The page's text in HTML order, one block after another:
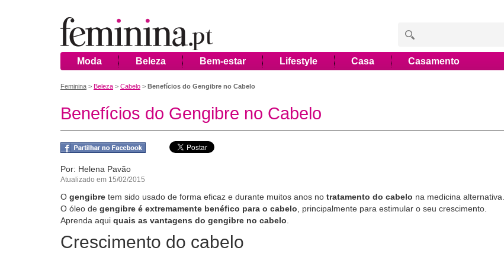
Moda Beleza Bem-estar Lifestyle Casa Casamento
Feminina > Beleza > Cabelo > Benefícios do Gengibre no Cabelo
Benefícios do Gengibre no Cabelo
Por: Helena Pavão
Atualizado em 15/02/2015
O gengibre tem sido usado de forma eficaz e durante muitos anos no tratamento do cabelo na medicina alternativa.
O óleo de gengibre é extremamente benéfico para o cabelo , principalmente para estimular o seu crescimento.
Aprenda aqui quais as vantagens do gengibre no cabelo
Crescimento do cabelo